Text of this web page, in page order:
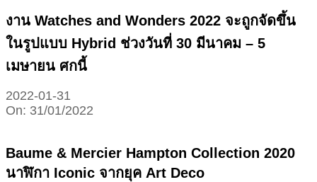
งาน Watches and Wonders 2022 จะถูกจัดขึ้น
ในรูปแบบ Hybrid ช่วงวันที่ 30 มีนาคม – 5
เมษายน ศกนี้
2022-01-31
On: 31/01/2022
Baume & Mercier Hampton Collection 2020
นาฬิกา Iconic จากยุค Art Deco